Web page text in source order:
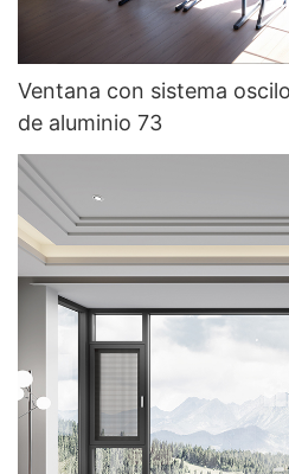
Ventana con sistema
de aluminio 73